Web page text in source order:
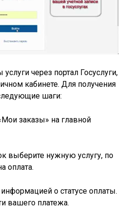
через портал Госуслуги,
кабинете. Для получения
шаги:
заказы» на главной
выберите нужную услугу, по
оплата.
о статусе оплаты.
вашего платежа.